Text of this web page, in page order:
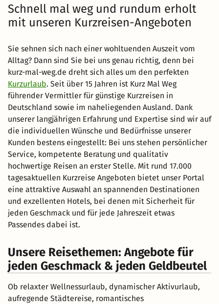
inkl. Übernachtung und Frühstück
Zum Angebot
Schnell mal weg und rundum erholt
mit unseren Kurzreisen-Angeboten
Sie sehnen sich nach einer wohltuenden Auszeit vom
Alltag? Dann sind Sie bei uns genau richtig, denn bei
kurz-mal-weg.de dreht sich alles um den perfekten
Kurzurlaub. Seit über 15 Jahren ist Kurz Mal Weg
führender Vermittler für günstige Kurzreisen in
Deutschland sowie im naheliegenden Ausland. Dank
unserer langjährigen Erfahrung und Expertise sind wir auf
die individuellen Wünsche und Bedürfnisse unserer
Kunden bestens eingestellt: Bei uns stehen persönlicher
Service, kompetente Beratung und qualitativ
hochwertige Reisen an erster Stelle. Mit rund 17.000
tagesaktuellen Kurzreise Angeboten bietet unser Portal
eine attraktive Auswahl an spannenden Destinationen
und exzellenten Hotels, bei denen mit Sicherheit für
jeden Geschmack und für jede Jahreszeit etwas
Passendes dabei ist.
Unsere Reisethemen: Angebote für
jeden Geschmack & jeden Geldbeutel
Ob relaxter Wellnessurlaub, dynamischer Aktivurlaub,
aufregende Städtereise, romantisches